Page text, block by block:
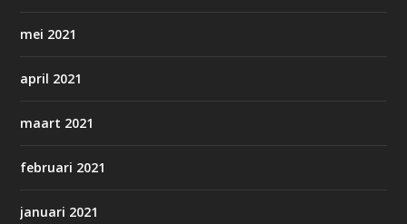
mei 2021
april 2021
maart 2021
februari 2021
januari 2021